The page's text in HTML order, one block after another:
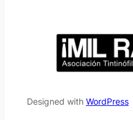
Designed with WordPress